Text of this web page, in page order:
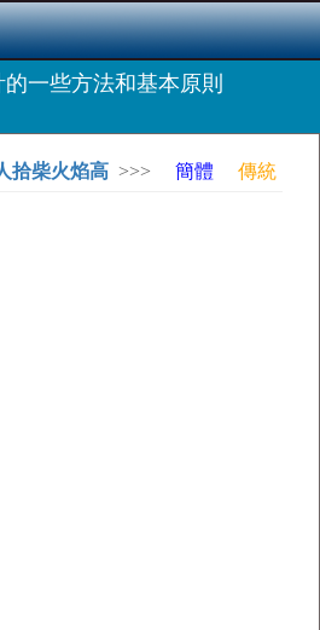
一些方法和基本原則
拾柴火焰高 >>> 簡體 傳統